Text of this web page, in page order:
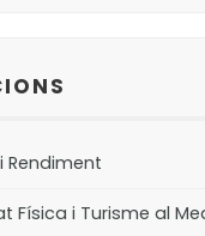
Rendiment
Física i Turisme al